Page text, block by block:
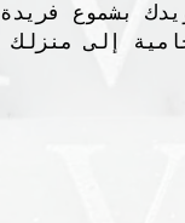
بشموع فريدة
إلى منزلك